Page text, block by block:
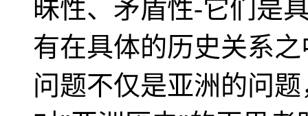
昧性、矛盾性-它们是
有在具体的历史关系
问题不仅是亚洲的问